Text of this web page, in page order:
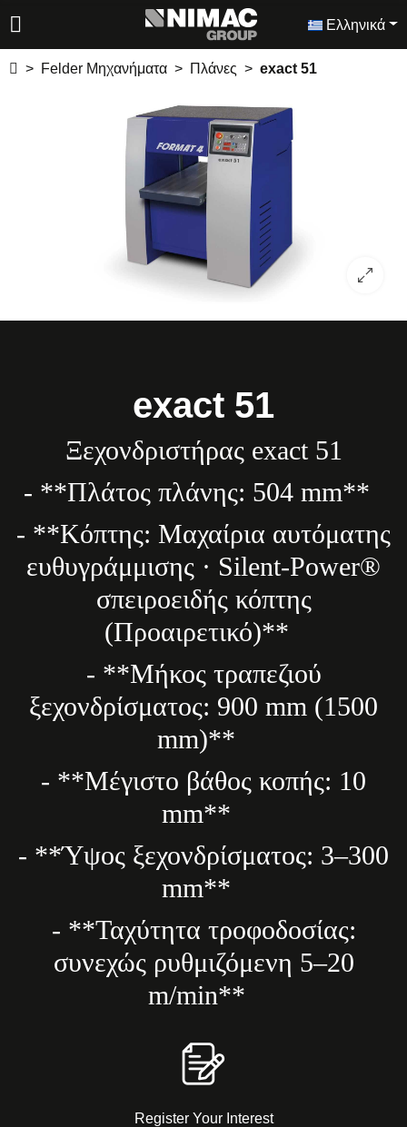
Ελληνικά
Felder Μηχανήματα Πλάνες exact 51
exact 51
Ξεχονδριστήρας exact 51
- **Πλάτος πλάνης: 504 mm**
- **Κόπτης: Μαχαίρια αυτόματης
ευθυγράμμισης · Silent-Power®
σπειροειδής κόπτης
(Προαιρετικό)**
- **Μήκος τραπεζιού
ξεχονδρίσματος: 900 mm (1500
mm)**
- **Μέγιστο βάθος κοπής: 10
mm**
- **Ύψος ξεχονδρίσματος: 3–300
mm**
- **Ταχύτητα τροφοδοσίας:
συνεχώς ρυθμιζόμενη 5–20
m/min**
Register Your Interest